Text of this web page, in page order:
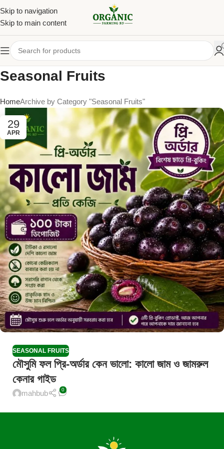
Skip to navigation
Skip to main content
Seasonal Fruits
HomeArchive by Category "Seasonal Fruits"
29
APR
SEASONAL FRUITS
মৌসুমি ফল প্রি-অর্ডার কেন ভালো: কালো জাম ও জামরুল
কেনার গাইড
mahbub 0